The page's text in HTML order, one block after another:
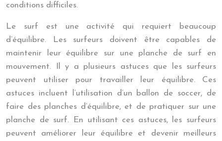
conditions difficiles.
Le surf est une activité qui requiert beaucoup
d’équilibre. Les surfeurs doivent être capables de
maintenir leur équilibre sur une planche de surf en
mouvement. Il y a plusieurs astuces que les surfeurs
peuvent utiliser pour travailler leur équilibre. Ces
astuces incluent l’utilisation d’un ballon de soccer, de
faire des planches d’équilibre, et de pratiquer sur une
planche de surf. En utilisant ces astuces, les surfeurs
peuvent améliorer leur équilibre et devenir meilleurs